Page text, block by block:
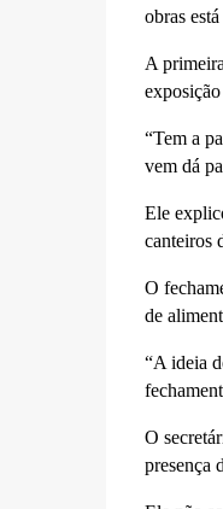
obras
A
“Tem a
vem dá
Ele
canteiros
O
de
“A ideia
O
presença